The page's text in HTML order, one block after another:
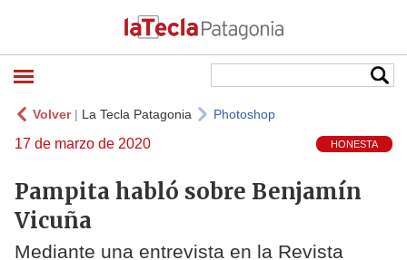
Volver| La Tecla Patagonia Photoshop
17 de marzo de 2020 HONESTA
Pampita habló sobre Benjamín
Vicuña
Mediante una entrevista en la Revista